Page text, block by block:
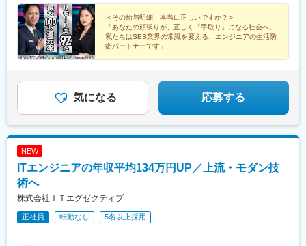
線)、摂津本山駅、山科駅、祇園四条駅、四条駅(京都市営)、桜坂
駅、馬出九大病院前駅、天神南駅、鴫野駅、東淀川駅、大江橋
駅、赤坂見附駅、麹町駅、平和島駅、呉服町駅(福岡県)、天王寺駅
前駅、長堀橋駅、なんば駅(南海線)、武蔵溝ノ口駅、下落合駅、末
広町駅(東京都)、中佐世保駅、五島町駅、北１２条駅、松風町駅、
布十番駅、京成上野駅、立川南駅、茅場町駅、京橋駅(東京都)、東
海神駅、栄町駅(千葉県)、汐入駅、高島町駅、電鉄富山駅、七ツ屋
駅、第一通り駅、日吉町駅、駅前駅、名鉄名古屋駅、河内永和
戸駅、芦屋駅(阪神線)、西川緑道公園駅、猿猴橋町駅、桜島桟橋通
橋駅、溜池山王駅、大森海岸駅
県名古屋市中区丸の内2丁目17-13 NK丸の内ビル 2-4F・大阪オフ
ィス：大阪府大阪市北区梅田1-2-2 大阪駅前第2ビル2階5-6号室・
福岡オフィス：福岡県福岡市博多区博多駅前3-4■受動喫煙対策／
オフィス内禁煙
約480万円
＜その給与明細、本当に正しいですか？＞
「あなたの頑張りが、正しく「手取り」になる社会へ。
私たちはSES業界の常識を変える、エンジニアの生活防
衛パートナーです」
気になる 応募する
NEW
ITエンジニアの年収平均134万円UP／上流・モダン技
術へ
株式会社ＩＴエグゼクティブ
正社員 転勤なし 5名以上採用